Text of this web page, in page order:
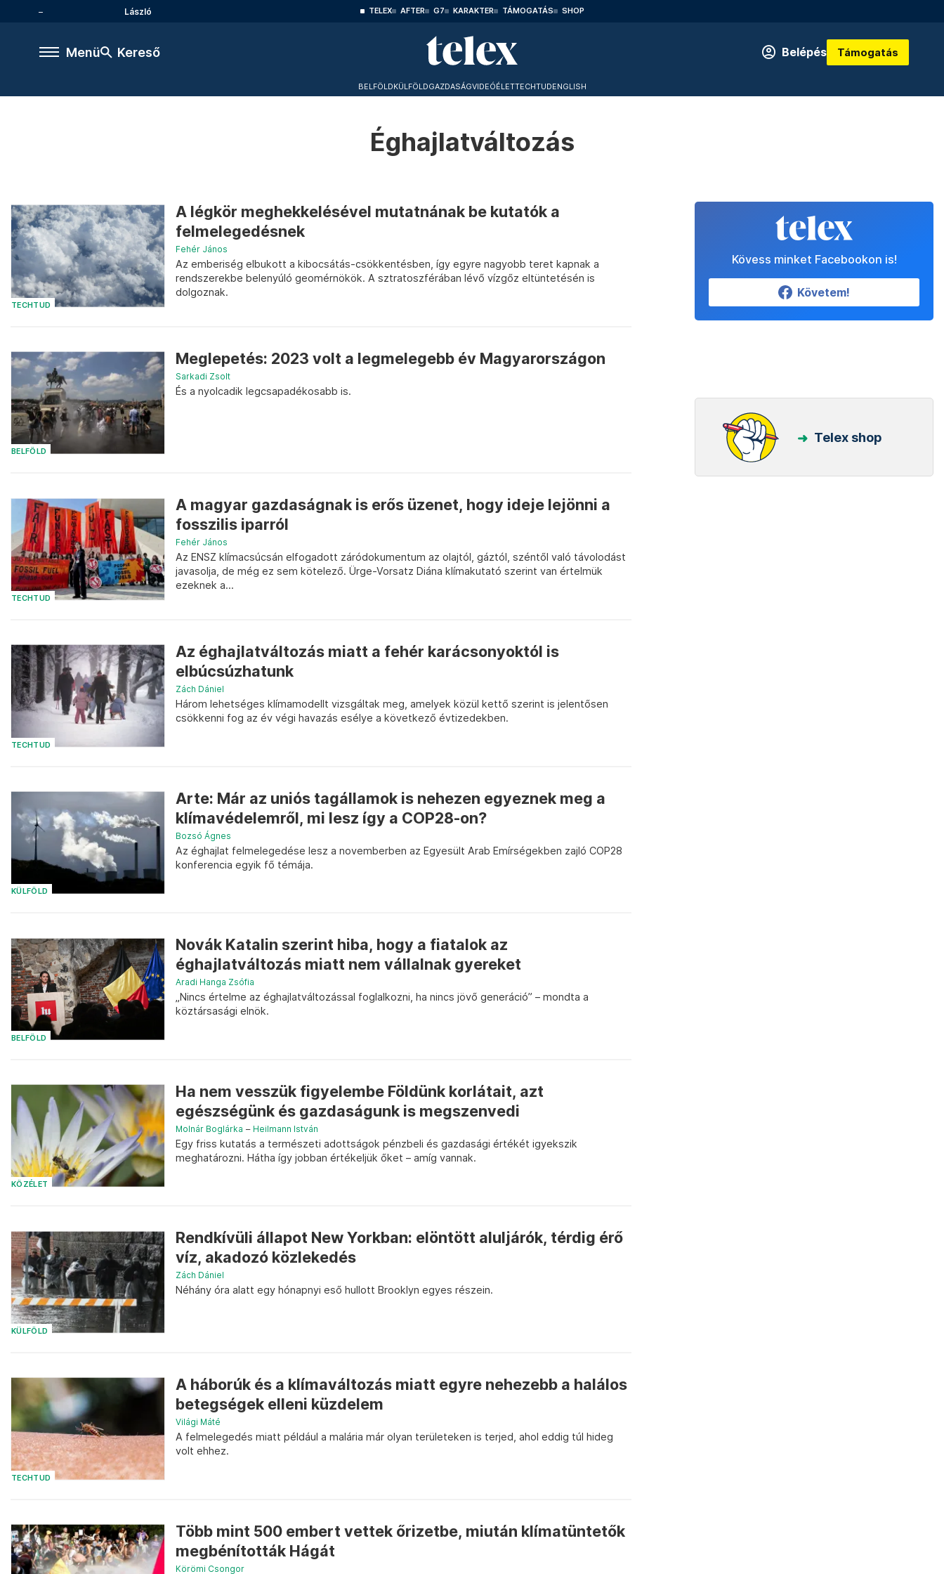
László TELEX AFTER G7 KARAKTER TÁMOGATÁS SHOP
Menü Kereső Belépés Támogatás
BELFÖLDKÜLFÖLDGAZDASÁGVIDEÓÉLETTECHTUDENGLISH
Éghajlatváltozás
TECHTUD
A légkör meghekkelésével mutatnának be kutatók a
felmelegedésnek
Fehér János
Az emberiség elbukott a kibocsátás-csökkentésben, így egyre nagyobb teret kapnak a
rendszerekbe belenyúló geomérnökök. A sztratoszférában lévő vízgőz eltüntetésén is
dolgoznak.
BELFÖLD
Meglepetés: 2023 volt a legmelegebb év Magyarországon
Sarkadi Zsolt
És a nyolcadik legcsapadékosabb is.
TECHTUD
A magyar gazdaságnak is erős üzenet, hogy ideje lejönni a
fosszilis iparról
Fehér János
Az ENSZ klímacsúcsán elfogadott záródokumentum az olajtól, gáztól, széntől való távolodást
javasolja, de még ez sem kötelező. Ürge-Vorsatz Diána klímakutató szerint van értelmük
ezeknek a...
TECHTUD
Az éghajlatváltozás miatt a fehér karácsonyoktól is
elbúcsúzhatunk
Zách Dániel
Három lehetséges klímamodellt vizsgáltak meg, amelyek közül kettő szerint is jelentősen
csökkenni fog az év végi havazás esélye a következő évtizedekben.
KÜLFÖLD
Arte: Már az uniós tagállamok is nehezen egyeznek meg a
klímavédelemről, mi lesz így a COP28-on?
Bozsó Ágnes
Az éghajlat felmelegedése lesz a novemberben az Egyesült Arab Emírségekben zajló COP28
konferencia egyik fő témája.
BELFÖLD
Novák Katalin szerint hiba, hogy a fiatalok az
éghajlatváltozás miatt nem vállalnak gyereket
Aradi Hanga Zsófia
„Nincs értelme az éghajlatváltozással foglalkozni, ha nincs jövő generáció” – mondta a
köztársasági elnök.
KÖZÉLET
Ha nem vesszük figyelembe Földünk korlátait, azt
egészségünk és gazdaságunk is megszenvedi
Molnár Boglárka – Heilmann István
Egy friss kutatás a természeti adottságok pénzbeli és gazdasági értékét igyekszik
meghatározni. Hátha így jobban értékeljük őket – amíg vannak.
KÜLFÖLD
Rendkívüli állapot New Yorkban: elöntött aluljárók, térdig érő
víz, akadozó közlekedés
Zách Dániel
Néhány óra alatt egy hónapnyi eső hullott Brooklyn egyes részein.
TECHTUD
A háborúk és a klímaváltozás miatt egyre nehezebb a halálos
betegségek elleni küzdelem
Világi Máté
A felmelegedés miatt például a malária már olyan területeken is terjed, ahol eddig túl hideg
volt ehhez.
Több mint 500 embert vettek őrizetbe, miután klímatüntetők
megbénították Hágát
Körömi Csongor
Kövess minket Facebookon is!
Követem!
Telex shop